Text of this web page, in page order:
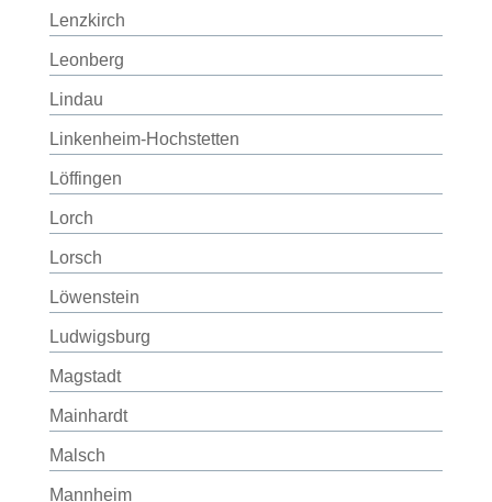
Lenzkirch
Leonberg
Lindau
Linkenheim-Hochstetten
Löffingen
Lorch
Lorsch
Löwenstein
Ludwigsburg
Magstadt
Mainhardt
Malsch
Mannheim